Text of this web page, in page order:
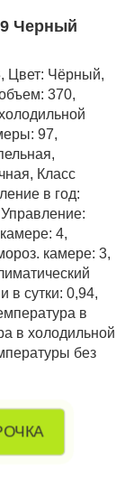
Черный
Цвет: Чёрный,
370,
97,
Класс
в год:
4,
камере: 3,
в сутки: 0,94,
в
в холодильной
без